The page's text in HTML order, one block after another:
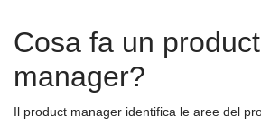
Cosa fa un product
manager?
Il product manager identifica le aree del